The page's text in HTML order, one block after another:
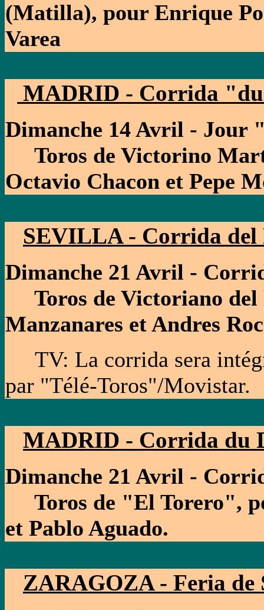
(Matilla), pour Enrique
Varea
MADRID - Corrida "du
Dimanche 14 Avril - Jour
Toros de Victorino
Octavio Chacon et Pepe
SEVILLA - Corrida del
Dimanche 21 Avril -
Toros de Victoriano del
Manzanares et Andres
TV: La corrida sera
par "Télé-Toros"/Movistar.
MADRID - Corrida du
Dimanche 21 Avril -
Toros de "El Torero",
et Pablo Aguado.
ZARAGOZA - Feria de